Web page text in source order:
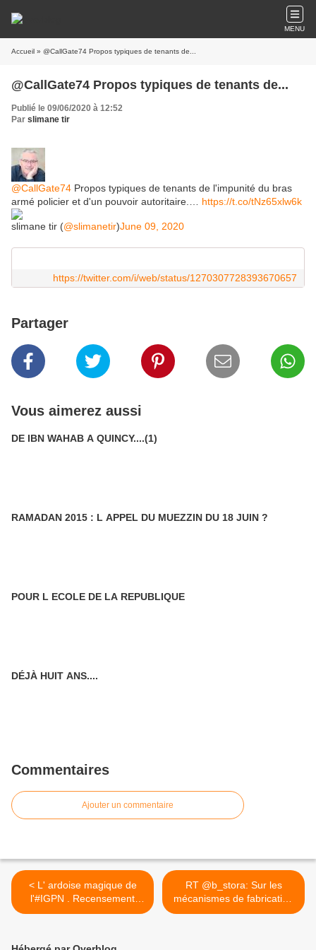
MENU
Accueil » @CallGate74 Propos typiques de tenants de...
@CallGate74 Propos typiques de tenants de...
Publié le 09/06/2020 à 12:52
Par slimane tir
@CallGate74 Propos typiques de tenants de l'impunité du bras
armé policier et d'un pouvoir autoritaire.… https://t.co/tNz65xlw6k
slimane tir (@slimanetir)June 09, 2020
https://twitter.com/i/web/status/1270307728393670657
Partager
Vous aimerez aussi
DE IBN WAHAB A QUINCY....(1)
RAMADAN 2015 : L APPEL DU MUEZZIN DU 18 JUIN ?
POUR L ECOLE DE LA REPUBLIQUE
DÉJÀ HUIT ANS....
Commentaires
Ajouter un commentaire
< L' ardoise magique de
l'#IGPN . Recensement
de...
RT @b_stora: Sur les
mécanismes de fabrication
de... >